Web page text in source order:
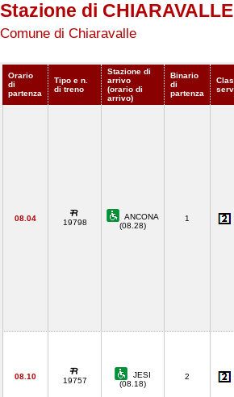
Stazione di CHIARAVALLE
Comune di Chiaravalle
Orario
di
partenza
Tipo e n.
di treno
Stazione di
arrivo
(orario di
arrivo)
Binario
di
partenza
08.04 19798
ANCONA
(08.28)
1
08.10 19757
JESI
(08.18)
2